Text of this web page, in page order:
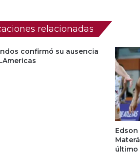
relacionadas
confirmó su ausencia
último